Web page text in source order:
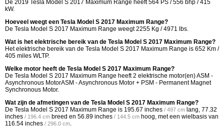
De 2019 Tesla Model S 2017 Maximum Range heeft 564 PS / 556 bhp / 415
kW.
Hoeveel weegt een Tesla Model S 2017 Maximum Range?
De Tesla Model S 2017 Maximum Range weegt 2255 Kg / 4971 lbs.
Wat is het elektrische bereik van de Tesla Model S 2017 Maximum Range?
Het elektrische bereik van de Tesla Model S 2017 Maximum Range is 652 Km /
405 miles WLTP.
Welke motor heeft de Tesla Model S 2017 Maximum Range?
De Tesla Model S 2017 Maximum Range heeft 2 elektrische motor(en) ASM -
Asynchronous MotorASM - Asynchronous Motor + PSM - Permanent Magnet
Synchronous Motor.
Wat zijn de afmetingen van de Tesla Model S 2017 Maximum Range?
De Tesla Model S 2017 Maximum Range is 195.67 inches / 497 cm lang, 77.32
inches / 196.4 cm breed en 56.89 inches / 144.5 cm hoog, met een wielbasis van
116.54 inches / 296.0 cm